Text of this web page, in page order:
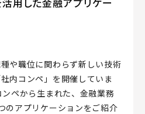
や職位に関わらず新しい技術
内コンペ」を開催していま
ペから生まれた、金融業務
のアプリケーションをご紹介